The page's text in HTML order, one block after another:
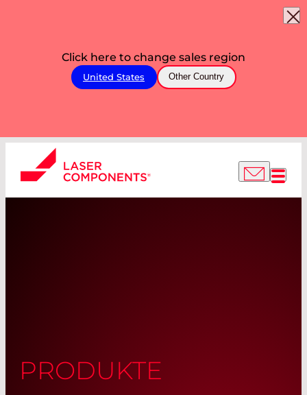
Click here to change sales region
United States Other Country
PRODUKTE